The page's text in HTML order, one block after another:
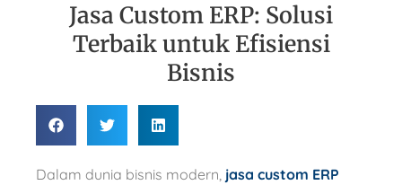
Jasa Custom ERP: Solusi
Terbaik untuk Efisiensi
Bisnis
Dalam dunia bisnis modern, jasa custom ERP